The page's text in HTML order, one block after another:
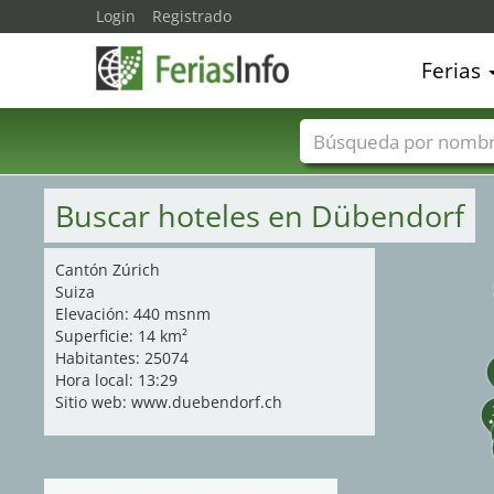
Buscar hoteles en Dübendorf
Cantón Zúrich
Suiza
Elevación: 440 msnm
Superficie: 14 km²
Habitantes: 25074
Hora local: 13:29
Sitio web: www.duebendorf.ch
Login Registrado
Ferias
Nombres de ferias